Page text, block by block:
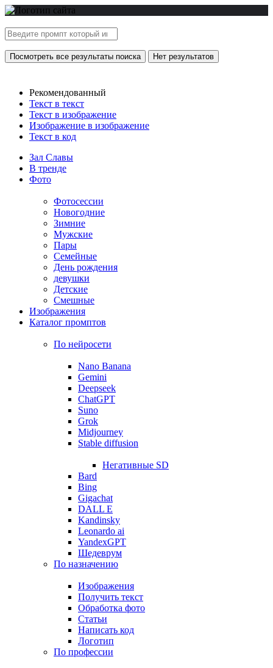
Посмотреть все результаты поиска Нет результатов
Рекомендованный
Текст в текст
Текст в изображение
Изображение в изображение
Текст в код
Зал Славы
В тренде
Фото
Фотосессии
Новогодние
Зимние
Мужские
Пары
Семейные
День рождения
девушки
Детские
Смешные
Изображения
Каталог промптов
По нейросети
Nano Banana
Gemini
Deepseek
ChatGPT
Suno
Grok
Midjourney
Stable diffusion
Негативные SD
Bard
Bing
Gigachat
DALL E
Kandinsky
Leonardo ai
YandexGPT
Шедеврум
По назначению
Изображения
Получить текст
Обработка фото
Статьи
Написать код
Логотип
По профессии